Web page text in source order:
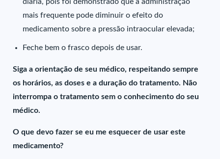
mais frequente pode diminuir o efeito do
medicamento sobre a pressão intraocular elevada;
Feche bem o frasco depois de usar.
Siga a orientação de seu médico, respeitando sempre
os horários, as doses e a duração do tratamento. Não
interrompa o tratamento sem o conhecimento do seu
médico.
O que devo fazer se eu me esquecer de usar este
medicamento?